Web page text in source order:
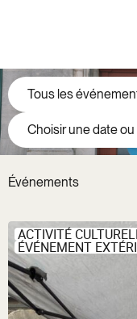
Choisir une date
Événements
ACTIVITÉ
ÉVÉNEMENT